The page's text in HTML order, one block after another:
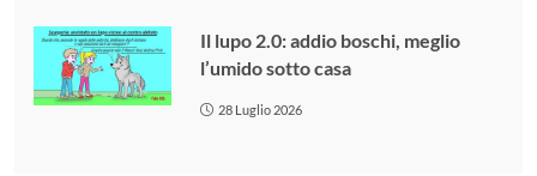
Il lupo 2.0: addio boschi, meglio
l’umido sotto casa
28 Luglio 2026